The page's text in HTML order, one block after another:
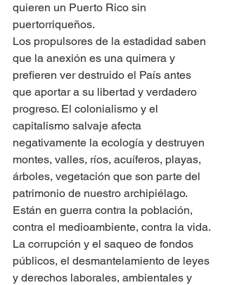
quieren un Puerto Rico sin
puertorriqueños.
Los propulsores de la estadidad saben
que la anexión es una quimera y
prefieren ver destruido el País antes
que aportar a su libertad y verdadero
progreso. El colonialismo y el
capitalismo salvaje afecta
negativamente la ecología y destruyen
montes, valles, ríos, acuíferos, playas,
árboles, vegetación que son parte del
patrimonio de nuestro archipiélago.
Están en guerra contra la población,
contra el medioambiente, contra la vida.
La corrupción y el saqueo de fondos
públicos, el desmantelamiento de leyes
y derechos laborales, ambientales y